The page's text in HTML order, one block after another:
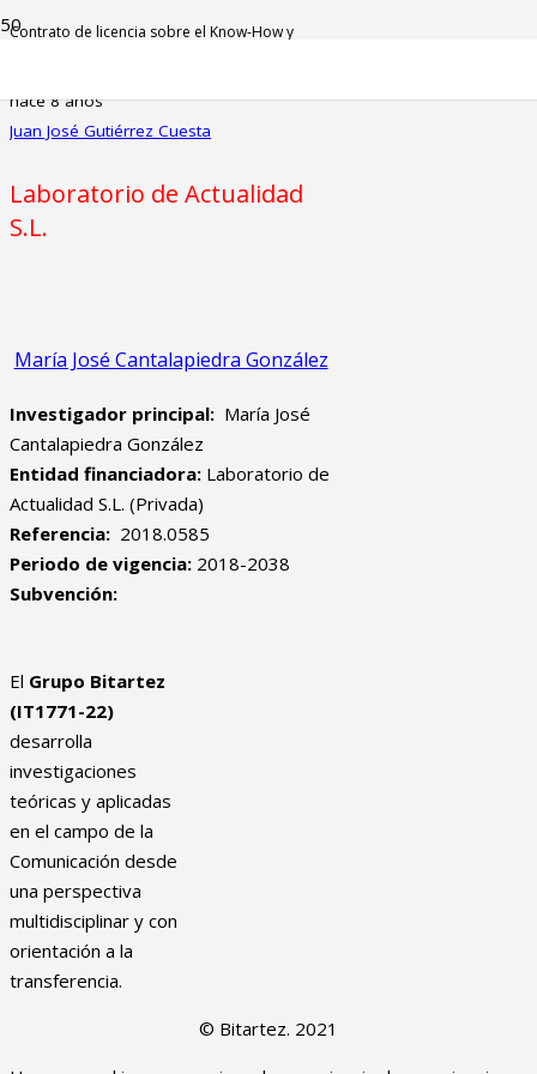
Contrato de licencia sobre el Know-How y
hace 8 años
Juan José Gutiérrez Cuesta
Laboratorio de Actualidad
S.L.
María José Cantalapiedra González
Investigador principal: María José
Cantalapiedra González
Entidad financiadora: Laboratorio de
Actualidad S.L. (Privada)
Referencia: 2018.0585
Periodo de vigencia: 2018-2038
Subvención:
El Grupo Bitartez
(IT1771-22)
desarrolla
investigaciones
teóricas y aplicadas
en el campo de la
Comunicación desde
una perspectiva
multidisciplinar y con
orientación a la
transferencia.
© Bitartez. 2021